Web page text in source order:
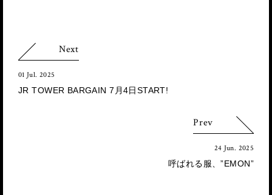
Next
01 Jul. 2025
JR TOWER BARGAIN 7月4日START!
Prev
24 Jun. 2025
呼ばれる服、”EMON”